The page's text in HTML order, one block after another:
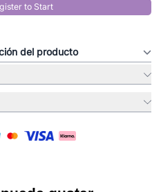
to Start
del producto